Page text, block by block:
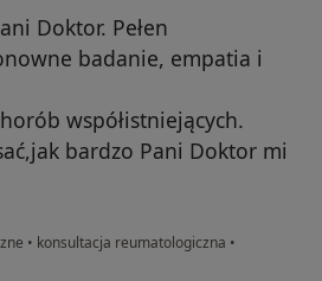
Doktor. Pełen
badanie, empatia i
współistniejących.
bardzo Pani Doktor mi
• konsultacja reumatologiczna •
Rakowiecki